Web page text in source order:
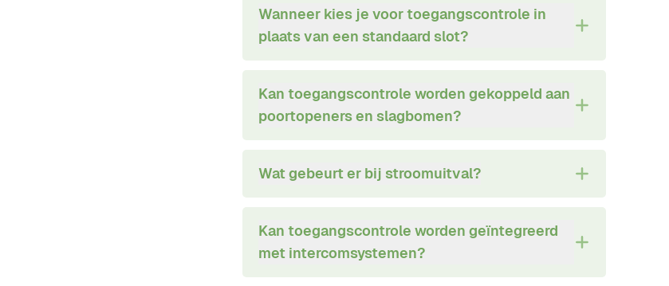
Wanneer kies je voor toegangscontrole in
plaats van een standaard slot?
Kan toegangscontrole worden gekoppeld aan
poortopeners en slagbomen?
Wat gebeurt er bij stroomuitval?
Kan toegangscontrole worden geïntegreerd
met intercomsystemen?